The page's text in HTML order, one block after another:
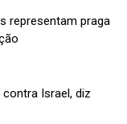
representam praga
Israel, diz